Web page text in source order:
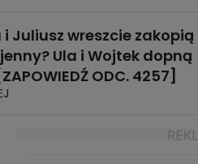
Juliusz wreszcie zakopią
Ula i Wojtek dopną
ODC. 4257]